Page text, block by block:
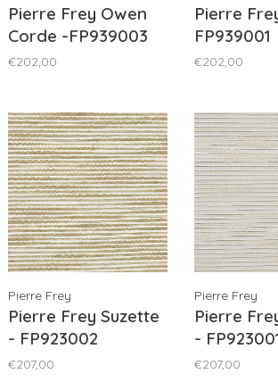
Pierre Frey Owen
Corde -FP939003
€202,00
Pierre
FP939001
€202,00
Pierre Frey
Pierre Frey Suzette
- FP923002
€207,00
Pierre Frey
Pierre
-
€207,00